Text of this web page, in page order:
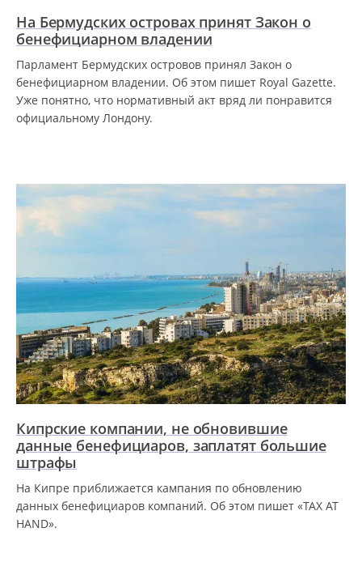
На Бермудских островах принят Закон о
бенефициарном владении
Парламент Бермудских островов принял Закон о
бенефициарном владении. Об этом пишет Royal Gazette.
Уже понятно, что нормативный акт вряд ли понравится
официальному Лондону.
Кипрские компании, не обновившие
данные бенефициаров, заплатят большие
штрафы
На Кипре приближается кампания по обновлению
данных бенефициаров компаний. Об этом пишет «TAX AT
HAND».